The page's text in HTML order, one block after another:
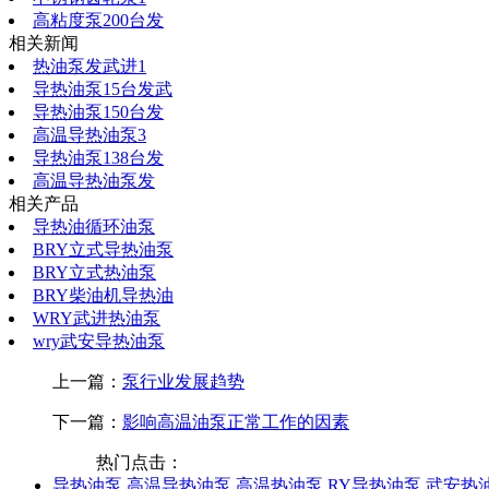
高粘度泵200台发
相关新闻
热油泵发武进1
导热油泵15台发武
导热油泵150台发
高温导热油泵3
导热油泵138台发
高温导热油泵发
相关产品
导热油循环油泵
BRY立式导热油泵
BRY立式热油泵
BRY柴油机导热油
WRY武进热油泵
wry武安导热油泵
上一篇： 泵行业发展趋势
下一篇： 影响高温油泵正常工作的因素
热门点击：
导热油泵 高温导热油泵 高温热油泵 RY导热油泵 武安热